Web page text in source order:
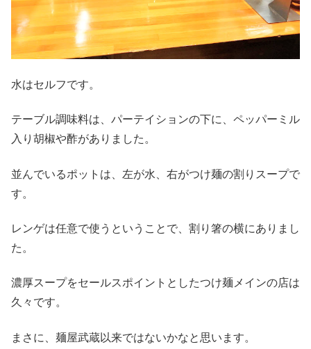
水はセルフです。
テーブル調味料は、パーテイションの下に、ペッパーミル
入り胡椒や酢がありました。
並んでいるポットは、左が水、右がつけ麺の割りスープで
す。
レンゲは任意で使うということで、割り箸の横にありまし
た。
濃厚スープをセールスポイントとしたつけ麺メインの店は
久々です。
まさに、麺屋武蔵以来ではないかなと思います。